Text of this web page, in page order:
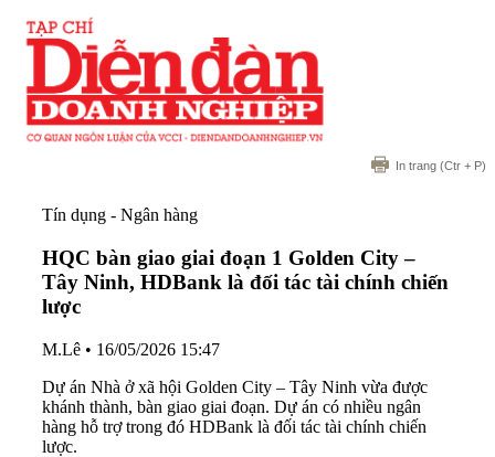
In trang (Ctr + P)
Tín dụng - Ngân hàng
HQC bàn giao giai đoạn 1 Golden City –
Tây Ninh, HDBank là đối tác tài chính chiến
lược
M.Lê • 16/05/2026 15:47
Dự án Nhà ở xã hội Golden City – Tây Ninh vừa được
khánh thành, bàn giao giai đoạn. Dự án có nhiều ngân
hàng hỗ trợ trong đó HDBank là đối tác tài chính chiến
lược.